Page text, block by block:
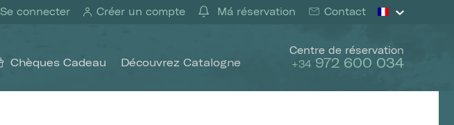
Se connecter Créer un compte Má réservation Contact
Chèques Cadeau Découvrez Catalogne
Centre de réservation
+34 972 600 034